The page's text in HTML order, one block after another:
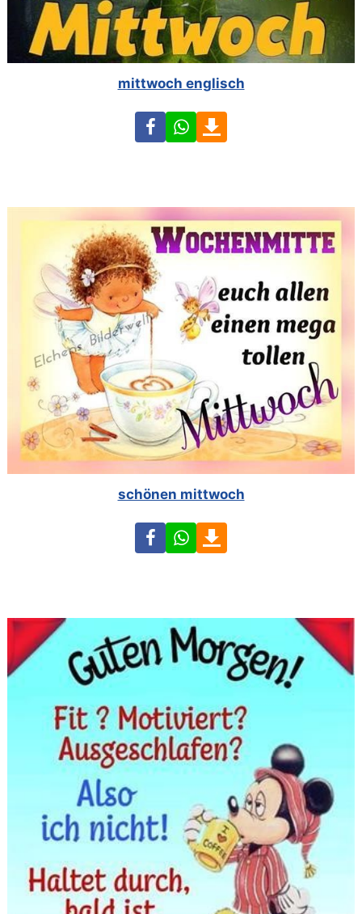
mittwoch englisch
FacebookWhatsApp
schönen mittwoch
FacebookWhatsApp